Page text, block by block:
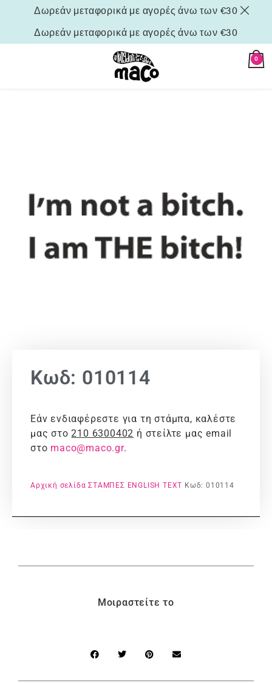
Δωρεάν μεταφορικά με αγορές άνω των €30
Δωρεάν μεταφορικά με αγορές άνω των €30
0
Κωδ: 010114
Εάν ενδιαφέρεστε για τη στάμπα, καλέστε
μας στο210 6300402 ή στείλτε μας email
στο maco@maco.gr.
Αρχική σελίδα ΣΤΑΜΠΕΣ ENGLISH TEXT Κωδ: 010114
Μοιραστείτε το